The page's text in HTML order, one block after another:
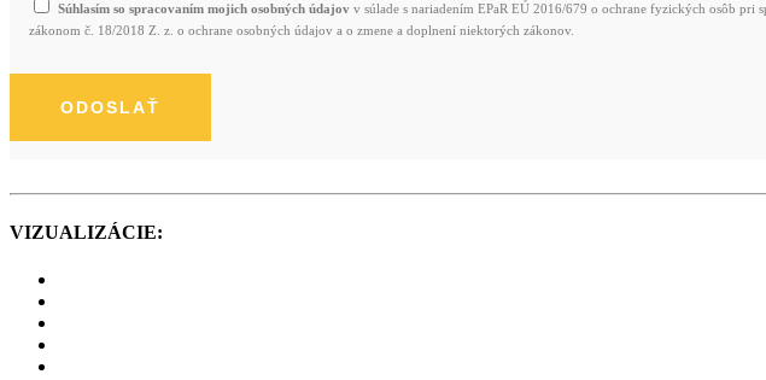
Súhlasím so spracovaním mojich osobných údajov v súlade s nariadením EPaR EÚ 2016/679 o ochrane fyzických osôb pri
zákonom č. 18/2018 Z. z. o ochrane osobných údajov a o zmene a doplnení niektorých zákonov.
VIZUALIZÁCIE: